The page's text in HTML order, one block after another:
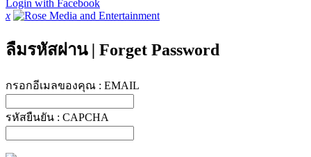
Login with Facebook
x
ลืมรหัสผ่าน | Forget Password
กรอกอีเมลของคุณ : EMAIL
รหัสยืนยัน : CAPCHA